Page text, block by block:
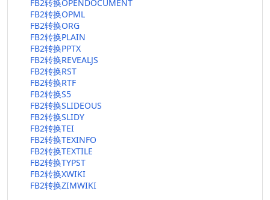
FB2转换OPENDOCUMENT
FB2转换OPML
FB2转换ORG
FB2转换PLAIN
FB2转换PPTX
FB2转换REVEALJS
FB2转换RST
FB2转换RTF
FB2转换S5
FB2转换SLIDEOUS
FB2转换SLIDY
FB2转换TEI
FB2转换TEXINFO
FB2转换TEXTILE
FB2转换TYPST
FB2转换XWIKI
FB2转换ZIMWIKI